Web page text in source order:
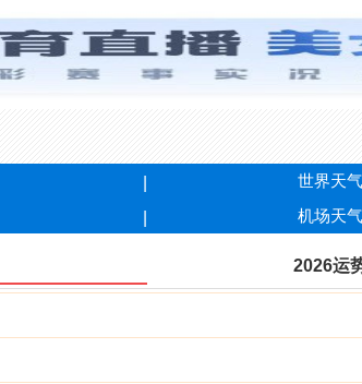
世界天气
机场天气
2026运